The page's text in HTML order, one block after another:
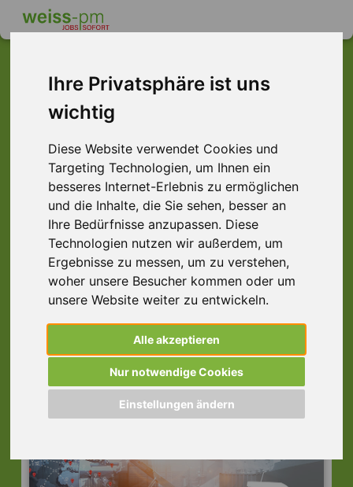
Ihre Privatsphäre ist uns
wichtig
Diese Website verwendet Cookies und
Targeting Technologien, um Ihnen ein
besseres Internet-Erlebnis zu ermöglichen
und die Inhalte, die Sie sehen, besser an
Ihre Bedürfnisse anzupassen. Diese
Technologien nutzen wir außerdem, um
Ergebnisse zu messen, um zu verstehen,
woher unsere Besucher kommen oder um
unsere Website weiter zu entwickeln.
Alle akzeptieren
Nur notwendige Cookies
Einstellungen ändern
Dieser Job ist leider
nicht mehr verfügbar ...
... aber vielleicht ist hier etwas dabei:
Speditionskaufmann (m/w/d)
Speditionskauffrau | TZ | VZ
20457 Hamburg